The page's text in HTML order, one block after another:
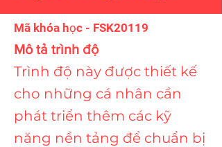
Mã khóa học - FSK20119
Mô tả trình độ
Trình độ này được thiết kế
cho những cá nhân cần
phát triển thêm các kỹ
năng nền tảng để chuẩn bị